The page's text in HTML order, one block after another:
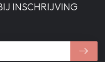
INSCHRIJVING